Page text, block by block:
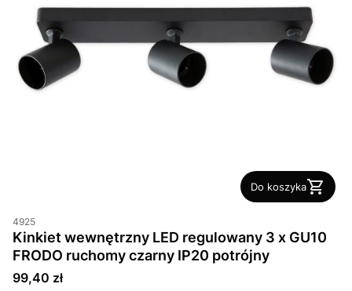
Do koszyka
4925
Kinkiet wewnętrzny LED regulowany 3 x GU10
FRODO ruchomy czarny IP20 potrójny
Cena
99,40 zł